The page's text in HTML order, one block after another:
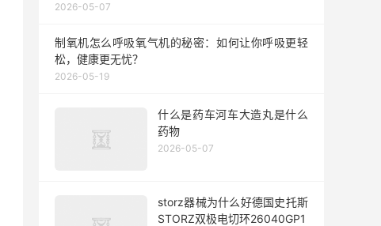
2026-05-07
制氧机怎么呼吸氧气机的秘密：如何让你呼吸更轻
松，健康更无忧？
2026-05-19
什么是药车河车大造丸是什么
药物
2026-05-07
storz器械为什么好德国史托斯
STORZ双极电切环26040GP1